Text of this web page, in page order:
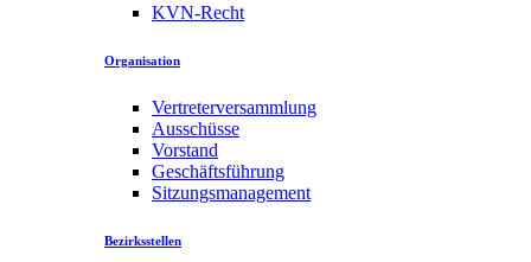
KVN-Recht
Organisation
Vertreterversammlung
Ausschüsse
Vorstand
Geschäftsführung
Sitzungsmanagement
Bezirksstellen